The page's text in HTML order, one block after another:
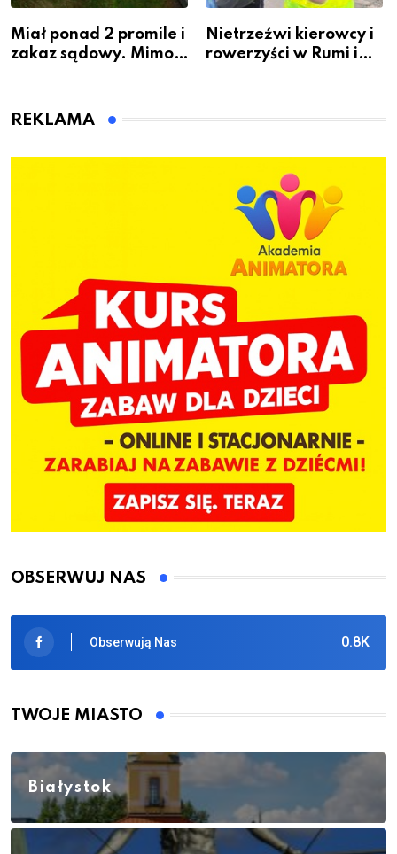
Miał ponad 2 promile i
zakaz sądowy. Mimo
Bolszewie i uderzył w
Nietrzeźwi kierowcy i
rowerzyści w Rumi i
REKLAMA
OBSERWUJ NAS
0.8K
Obserwują Nas
TWOJE MIASTO
Białystok